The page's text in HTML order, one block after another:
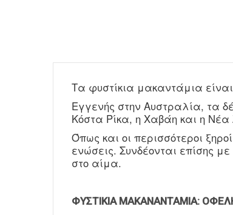
Τα φυστίκια μακαντάμια
Εγγενής στην Αυστραλία, τα
Κόστα Ρίκα, η Χαβάη και η Νέα
Όπως και οι περισσότεροι
ενώσεις. Συνδέονται επίσης
στο αίμα.
ΦΥΣΤΊΚΙΑ ΜΑΚΑΝΑΝΤΆΜΙΑ: